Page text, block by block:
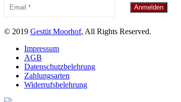
© 2019 Gestüt Moorhof, All Rights Reserved.
Impressum
AGB
Datenschutzbelehrung
Zahlungsarten
Widerrufsbelehrung